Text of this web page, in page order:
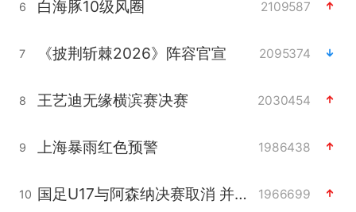
6 白海豚10级风圈 2109587
7 《披荆斩棘2026》阵容官宣 2095374
8 王艺迪无缘横滨赛决赛 2030454
9 上海暴雨红色预警 1986438
10 国足U17与阿森纳决赛取消 并列冠军 1966699